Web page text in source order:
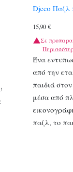
Djeco Παζλ
15,90€
Σε
Ένα
από την
παιδιά
μέσα από
παζλ, το